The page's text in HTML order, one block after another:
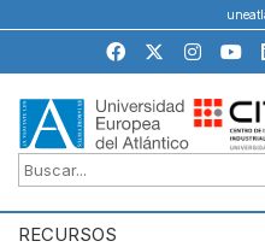
RECURSOS